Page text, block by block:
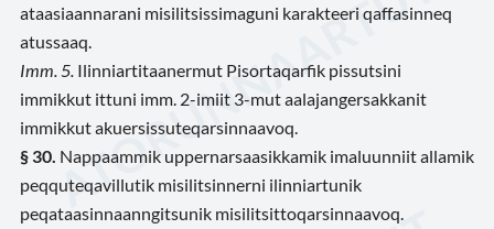
ataasiaannarani misilitsissimaguni karakteeri qaffasinneq
atussaaq.
Imm. 5. Ilinniartitaanermut Pisortaqarfik pissutsini
immikkut ittuni imm. 2-imiit 3-mut aalajangersakkanit
immikkut akuersissuteqarsinnaavoq.
§ 30. Nappaammik uppernarsaasikkamik imaluunniit allamik
peqquteqavillutik misilitsinnerni ilinniartunik
peqataasinnaanngitsunik misilitsittoqarsinnaavoq.